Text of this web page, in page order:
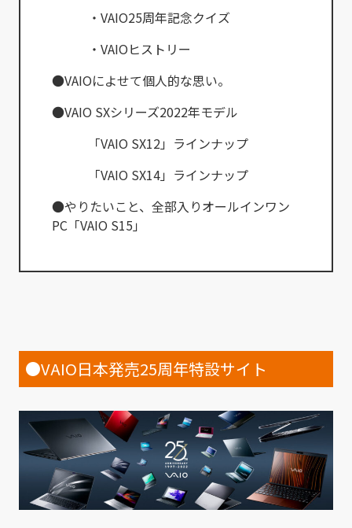
・VAIO25周年記念クイズ
・VAIOヒストリー
●VAIOによせて個人的な思い。
●VAIO SXシリーズ2022年モデル
「VAIO SX12」ラインナップ
「VAIO SX14」ラインナップ
●やりたいこと、全部入りオールインワン
PC「VAIO S15」
●VAIO日本発売25周年特設サイト